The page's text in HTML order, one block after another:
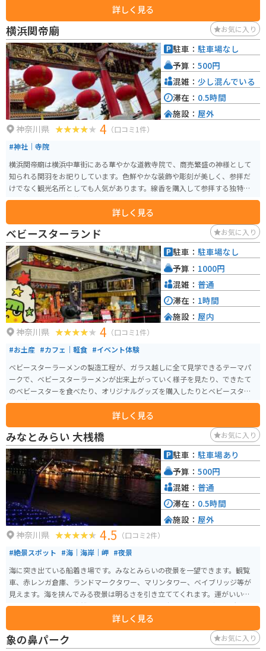
浜港が見渡せます。天気が良い日はとても良いドライブ・ツーリング場所に
なります。
詳しく見る
横浜関帝廟 お気に入り
神奈川県 4 （口コミ1件）
#神社｜寺院
横浜関帝廟は横浜中華街にある華やかな道教寺院で、商売繁盛の神様として
知られる関羽をお祀りしています。色鮮やかな装飾や彫刻が美しく、参拝だ
けでなく観光名所としても人気があります。線香を購入して参拝する独特の
作法があり、異国情緒あふれる雰囲気を楽しめるスポットです。
詳しく見る
駐車： 駐車場なし
予算： 500円
混雑： 少し混んでいる
滞在： 0.5時間
施設： 屋外
ベビースターランド お気に入り
神奈川県 4 （口コミ1件）
#お土産 #カフェ｜軽食 #イベント体験
ベビースターラーメンの製造工程が、ガラス越しに全て見学できるテーマパ
ークで、ベビースターラーメンが出来上がっていく様子を見たり、できたて
のベビースターを食べたり、オリジナルグッズを購入したりとベビースター
の魅力をたっぷりと楽しめる屋内施設です。 お馴染みおやつカンパニーの商
品だけではなく、ここでしか手に入らない限定お菓子なども販売されていま
す。
詳しく見る
駐車： 駐車場なし
予算： 1000円
混雑： 普通
滞在： 1時間
施設： 屋内
みなとみらい 大桟橋 お気に入り
神奈川県 4.5 （口コミ2件）
#絶景スポット #海｜海岸｜岬 #夜景
海に突き出ている船着き場です。みなとみらいの夜景を一望できます。観覧
車、赤レンガ倉庫、ランドマークタワー、マリンタワー、ベイブリッジ等が
見えます。海を挟んでみる夜景は明るさを引き立ててくれます。運がいいとき
は停泊している豪華客船を見ることも可能です。歩いて五分ほどの場所にお
しゃれなコーヒー屋さんがあります。駐車場完備のためアクセスは非常に良
いです。バイクの場合は駐輪場が無料です。
詳しく見る
駐車： 駐車場あり
予算： 500円
混雑： 普通
滞在： 0.5時間
施設： 屋外
象の鼻パーク お気に入り